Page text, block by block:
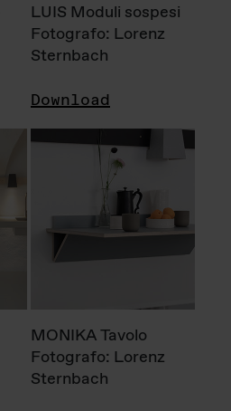
LUIS Moduli sospesi
Fotografo: Lorenz
Sternbach
Download
MONIKA Tavolo
Fotografo: Lorenz
Sternbach